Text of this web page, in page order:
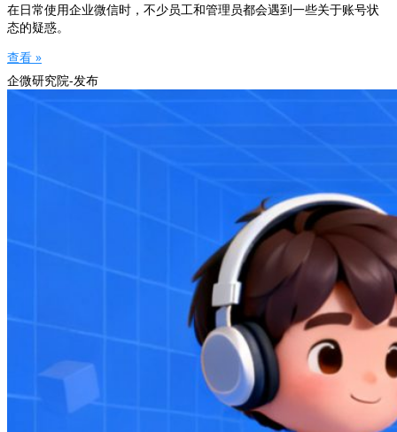
在日常使用企业微信时，不少员工和管理员都会遇到一些关于账号状
态的疑惑。
查看 »
企微研究院-发布